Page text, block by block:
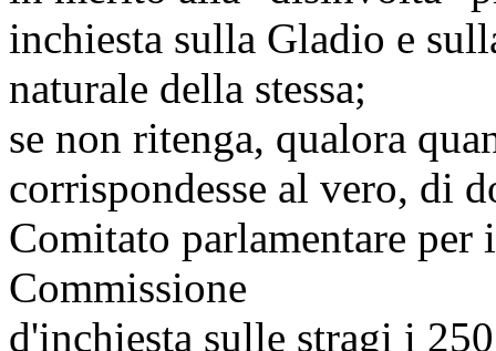
inchiesta sulla Gladio e
naturale della stessa;
se non ritenga, qualora
corrispondesse al vero, di
Comitato parlamentare per
Commissione
d'inchiesta sulle stragi i